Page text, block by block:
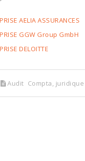
AELIA ASSURANCES
GGW Group GmbH
DELOITTE
Audit Compta, juridique